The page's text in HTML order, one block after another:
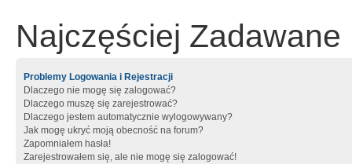
Najczęściej Zadawane
Problemy Logowania i Rejestracji
Dlaczego nie mogę się zalogować?
Dlaczego muszę się zarejestrować?
Dlaczego jestem automatycznie wylogowywany?
Jak mogę ukryć moją obecność na forum?
Zapomniałem hasła!
Zarejestrowałem się, ale nie mogę się zalogować!